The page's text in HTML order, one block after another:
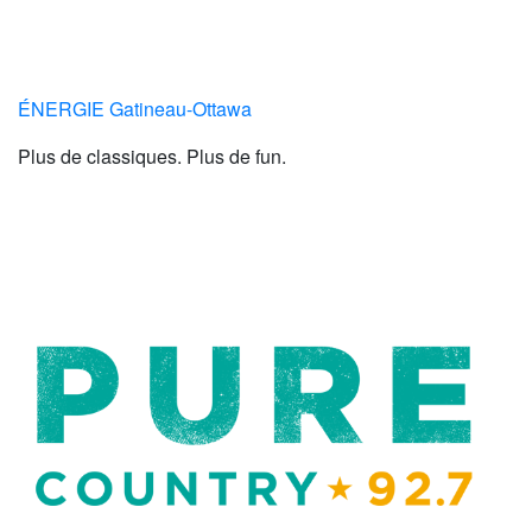
ÉNERGIE Gatineau-Ottawa
Plus de classiques. Plus de fun.